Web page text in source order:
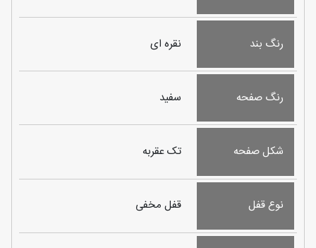
رنگ بند نقره ای
رنگ صفحه سفید
شکل صفحه تک عقربه
نوع قفل قفل مخفی